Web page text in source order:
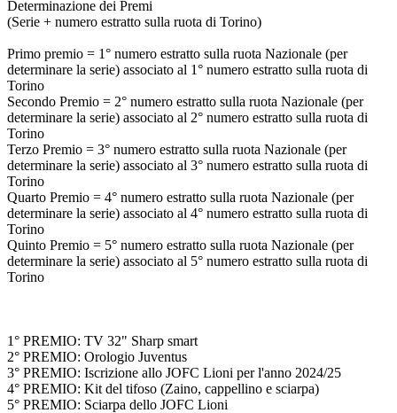
Determinazione dei Premi
(Serie + numero estratto sulla ruota di Torino)
Primo premio = 1° numero estratto sulla ruota Nazionale (per
determinare la serie) associato al 1° numero estratto sulla ruota di
Torino
Secondo Premio = 2° numero estratto sulla ruota Nazionale (per
determinare la serie) associato al 2° numero estratto sulla ruota di
Torino
Terzo Premio = 3° numero estratto sulla ruota Nazionale (per
determinare la serie) associato al 3° numero estratto sulla ruota di
Torino
Quarto Premio = 4° numero estratto sulla ruota Nazionale (per
determinare la serie) associato al 4° numero estratto sulla ruota di
Torino
Quinto Premio = 5° numero estratto sulla ruota Nazionale (per
determinare la serie) associato al 5° numero estratto sulla ruota di
Torino
1° PREMIO: TV 32" Sharp smart
2° PREMIO: Orologio Juventus
3° PREMIO: Iscrizione allo JOFC Lioni per l'anno 2024/25
4° PREMIO: Kit del tifoso (Zaino, cappellino e sciarpa)
5° PREMIO: Sciarpa dello JOFC Lioni